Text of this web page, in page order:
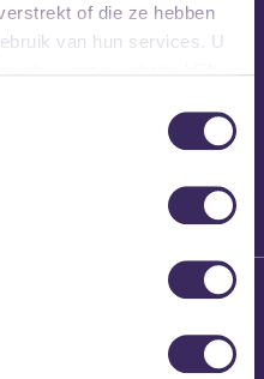
of die ze hebben
van hun services. U
maart 2026
Blog: High
Brennt Vanneste